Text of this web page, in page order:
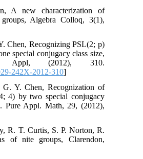
A new characterization of
groups, Algebra Colloq, 3(1),
Y. Chen, Recognizing PSL(2; p)
special conjugacy class size,
Appl, (2012), 310.
242X-2012-310
G. Y. Chen, Recognization of
4) by two special conjugacy
J. Pure Appl. Math, 29, (2012),
R. T. Curtis, S. P. Norton, R.
of nite groups, Clarendon,